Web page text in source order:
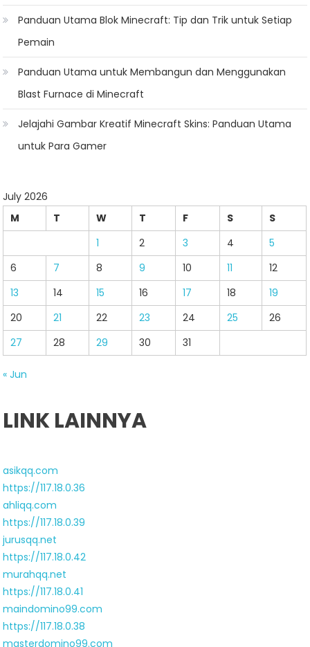
Panduan Utama Blok Minecraft: Tip dan Trik untuk Setiap
Pemain
Panduan Utama untuk Membangun dan Menggunakan
Blast Furnace di Minecraft
Jelajahi Gambar Kreatif Minecraft Skins: Panduan Utama
untuk Para Gamer
July 2026
M
T W T F S
S
1
2 3 4
5
6
7 8 9 10 11
12
13
14 15 16 17 18
19
20
21 22 23 24 25
26
27
28 29 30 31
« Jun
LINK LAINNYA
asikqq.com
https://117.18.0.36
ahliqq.com
https://117.18.0.39
jurusqq.net
https://117.18.0.42
murahqq.net
https://117.18.0.41
maindomino99.com
https://117.18.0.38
masterdomino99.com